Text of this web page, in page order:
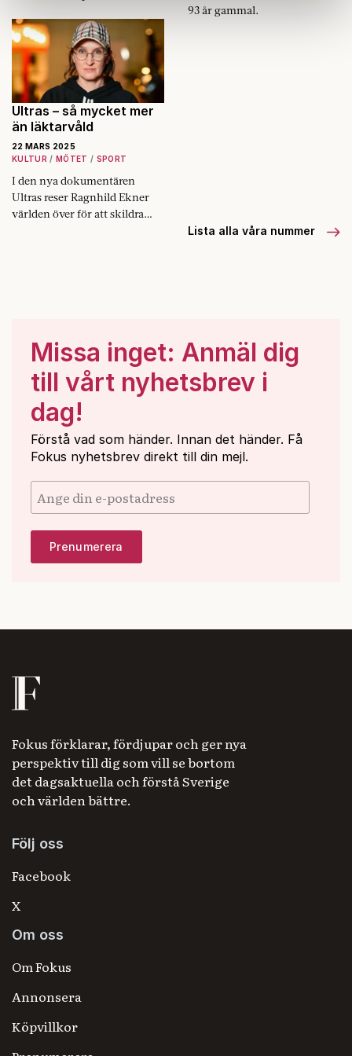
information som du har tillhandahållit eller som de har
samlat in när du har använt deras tjänster.
Om du vill läsa mer om hur vi hanterar personuppgifter
kan du göra dethär.
rättsprocess. 10 miljoner plus
blev 5 miljoner minus.
93 år gammal.
Ultras – så mycket mer
än läktarvåld
22 MARS 2025
KULTUR
MÖTET SPORT
I den nya dokumentären
Ultras reser Ragnhild Ekner
världen över för att skildra
Lista alla våra nummer
Missa inget: Anmäl dig
till vårt nyhetsbrev i
dag!
Förstå vad som händer. Innan det händer. Få
Fokus nyhetsbrev direkt till din mejl.
Fokus förklarar, fördjupar och ger nya
perspektiv till dig som vill se bortom
det dagsaktuella och förstå Sverige
och världen bättre.
Följ oss
Facebook
X
Om oss
Om Fokus
Annonsera
Köpvillkor